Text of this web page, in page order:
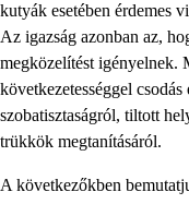
kutyák esetében érdemes
Az igazság azonban az,
megközelítést igényelnek.
következetességgel
szobatisztaságról, tiltott
trükkök megtanításáról.
A következőkben